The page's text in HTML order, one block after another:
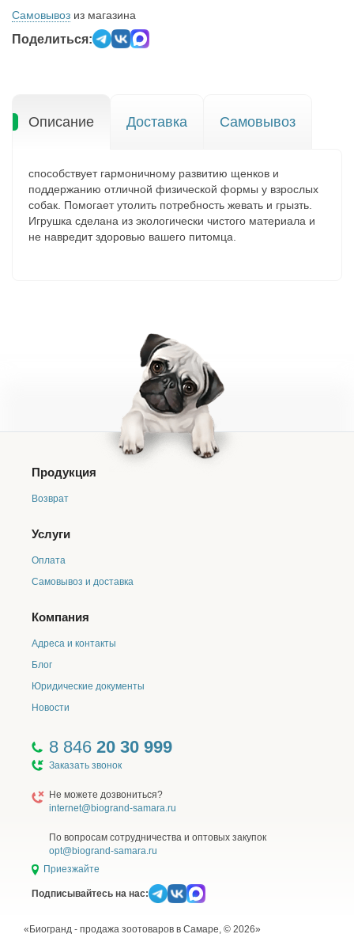
Самовывоз из магазина
Поделиться:
Описание Доставка Самовывоз
способствует гармоничному развитию щенков и
поддержанию отличной физической формы у взрослых
собак. Помогает утолить потребность жевать и грызть.
Игрушка сделана из экологически чистого материала и
не навредит здоровью вашего питомца.
Продукция
Возврат
Услуги
Оплата
Самовывоз и доставка
Компания
Адреса и контакты
Блог
Юридические документы
Новости
8 846 20 30 999
Заказать звонок
Не можете дозвониться?
internet@biogrand-samara.ru
По вопросам сотрудничества и оптовых закупок
opt@biogrand-samara.ru
Приезжайте
Подписывайтесь на нас:
«Биогранд - продажа зоотоваров в Самаре, © 2026»